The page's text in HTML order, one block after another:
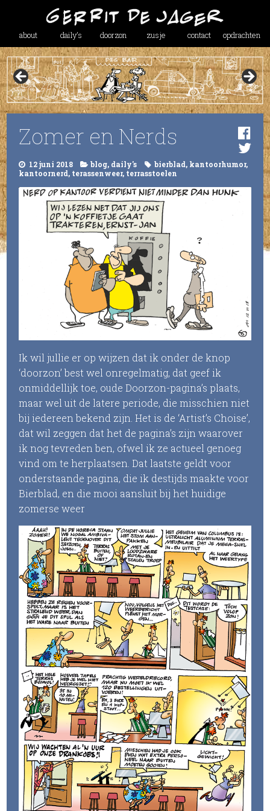
about daily’s doorzon zusje contact opdrachten
Zomer en Nerds
12 juni 2018 blog, daily's bierblad, kantoorhumor,
kantoornerd, terassenweer, terrasstoelen
Ik wil jullie er op wijzen dat ik onder de knop
‘doorzon’ best wel onregelmatig, dat geef ik
onmiddellijk toe, oude Doorzon-pagina’s plaats,
maar wel uit de latere periode, die misschien niet
bij iedereen bekend zijn. Het is de ‘Artist’s Choise’,
dat wil zeggen dat het de pagina’s zijn waarover
ik nog tevreden ben, ofwel ik ze actueel genoeg
vind om te herplaatsen. Dat laatste geldt voor
onderstaande pagina, die ik destijds maakte voor
Bierblad, en die mooi aansluit bij het huidige
zomerse weer